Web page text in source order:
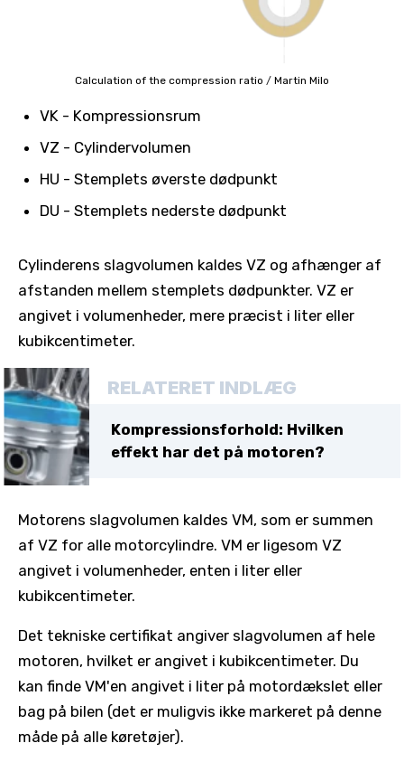
Calculation of the compression ratio / Martin Milo
VK - Kompressionsrum
VZ - Cylindervolumen
HU - Stemplets øverste dødpunkt
DU - Stemplets nederste dødpunkt
Cylinderens slagvolumen kaldes VZ og afhænger af
afstanden mellem stemplets dødpunkter. VZ er
angivet i volumenheder, mere præcist i liter eller
kubikcentimeter.
RELATERET INDLÆG
Kompressionsforhold: Hvilken
effekt har det på motoren?
Motorens slagvolumen kaldes VM, som er summen
af ​​VZ for alle motorcylindre. VM er ligesom VZ
angivet i volumenheder, enten i liter eller
kubikcentimeter.
Det tekniske certifikat angiver slagvolumen af ​​hele
motoren, hvilket er angivet i kubikcentimeter. Du
kan finde VM'en angivet i liter på motordækslet eller
bag på bilen (det er muligvis ikke markeret på denne
måde på alle køretøjer).